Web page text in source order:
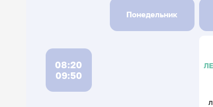
Понедельник
08:20
09:50